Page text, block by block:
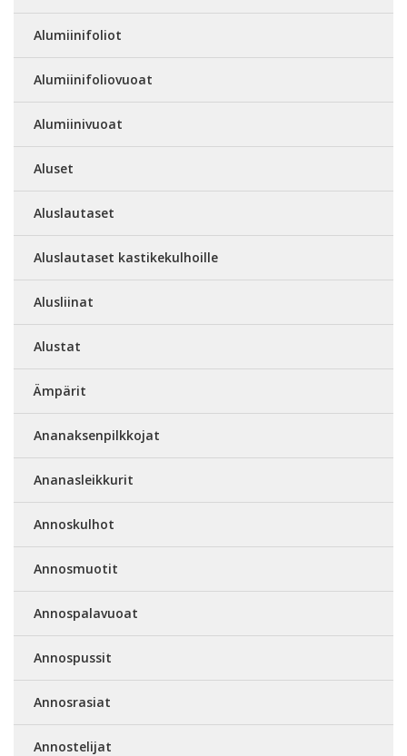
Alumiinifoliot
Alumiinifoliovuoat
Alumiinivuoat
Aluset
Aluslautaset
Aluslautaset kastikekulhoille
Alusliinat
Alustat
Ämpärit
Ananaksenpilkkojat
Ananasleikkurit
Annoskulhot
Annosmuotit
Annospalavuoat
Annospussit
Annosrasiat
Annostelijat